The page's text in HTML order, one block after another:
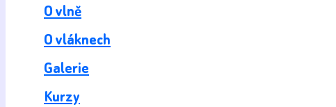
O vlně
O vláknech
Galerie
Kurzy